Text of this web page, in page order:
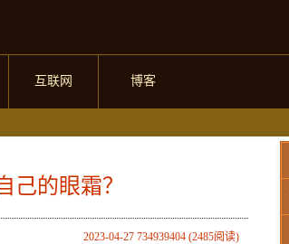
互联网 博客
己的眼霜？
2023-04-27 734939404 (2485阅读)